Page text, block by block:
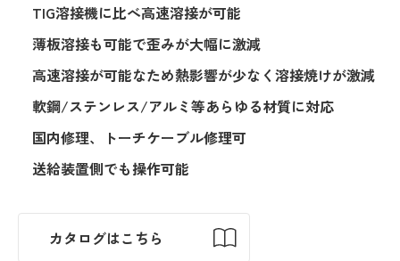
TIG溶接機に比べ高速溶接が可能
薄板溶接も可能で歪みが大幅に激減
高速溶接が可能なため熱影響が少なく溶接焼けが激減
軟鋼/ステンレス/アルミ等あらゆる材質に対応
国内修理、トーチケーブル修理可
送給装置側でも操作可能
カタログはこちら